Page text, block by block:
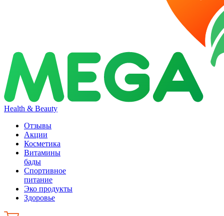
Health & Beauty
Отзывы
Акции
Косметика
Витамины
бады
Спортивное
питание
Эко продукты
Здоровье